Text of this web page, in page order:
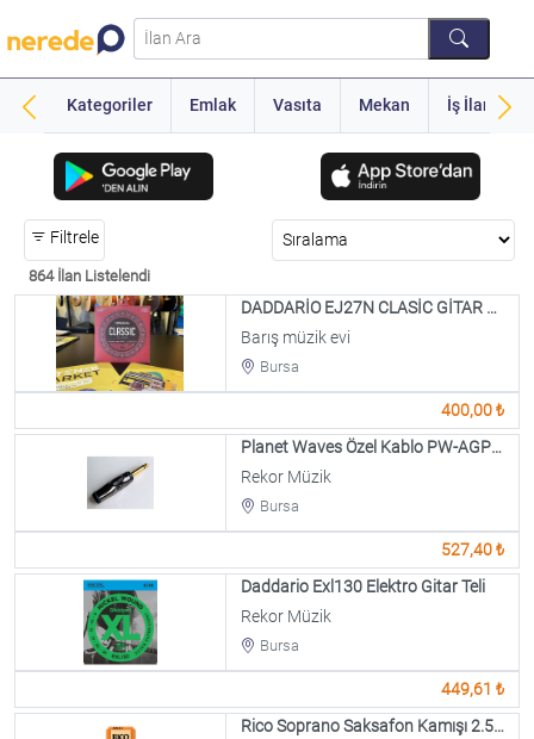
Kategoriler Emlak Vasıta Mekan İş İlanı
Filtrele
864 İlan Listelendi
DADDARİO EJ27N CLASİC GİTAR TELİ
Barış müzik evi
Bursa
400,00 ₺
Planet Waves Özel Kablo PW-AGP-1 Jack Ucu
Rekor Müzik
Bursa
527,40 ₺
Daddario Exl130 Elektro Gitar Teli
Rekor Müzik
Bursa
449,61 ₺
Rico Soprano Saksafon Kamışı 2.5 No(1 Ad.Fiyatıdı)